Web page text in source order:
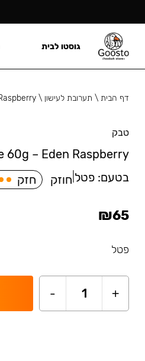
דף הבית\ תערובת לעישון \
טבק
60g – Eden Raspberry
בטעם: פטל חוזק חזק
₪65
פטל
+
1
-
גוסטו לבית